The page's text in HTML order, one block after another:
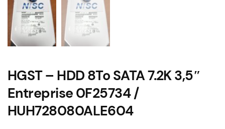
HGST – HDD 8To SATA 7.2K 3,5″
Entreprise 0F25734 /
HUH728080ALE604